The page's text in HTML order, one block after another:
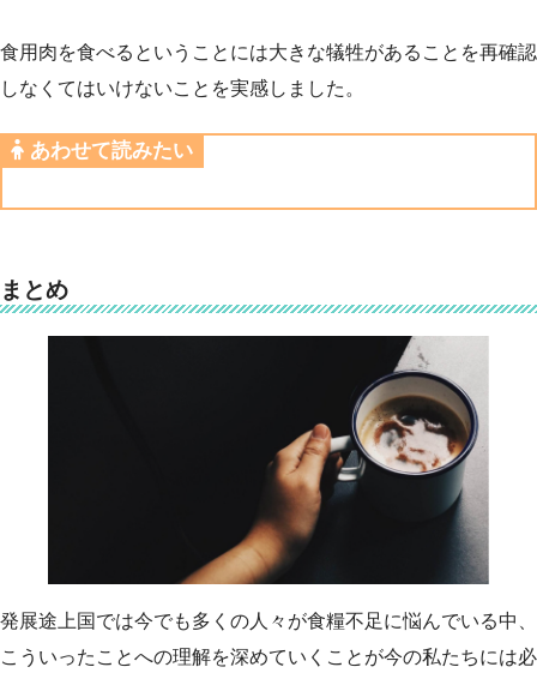
食用肉を食べるということには大きな犠牲があることを再確認
しなくてはいけないことを実感しました。
あわせて読みたい
まとめ
発展途上国では今でも多くの人々が食糧不足に悩んでいる中、
こういったことへの理解を深めていくことが今の私たちには必